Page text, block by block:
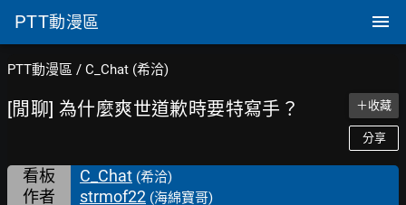
PTT動漫區
PTT動漫區 / C_Chat (希洽)
[閒聊] 為什麼爽世道歉時要特寫手？ ＋收藏
分享
看板 C_Chat (希洽)
作者 strmof22 (海綿寶哥)